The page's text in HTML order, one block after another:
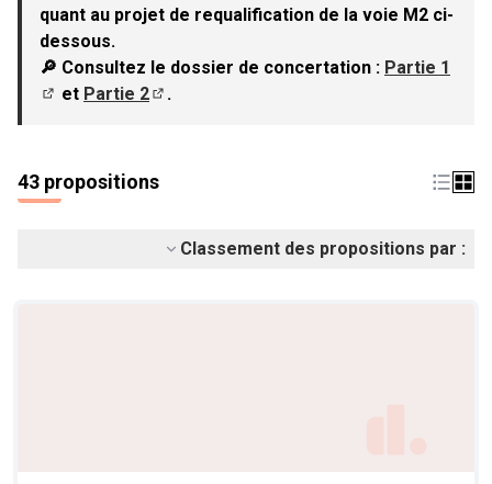
quant au projet de requalification de la voie M2 ci-
dessous.
🔎 Consultez le dossier de concertation : Partie 1
et Partie 2
.
43 propositions
Classement des propositions par :